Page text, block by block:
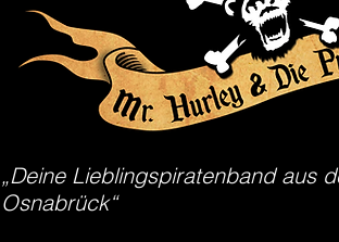
„Deine Lieblingspiratenband aus
Osnabrück“